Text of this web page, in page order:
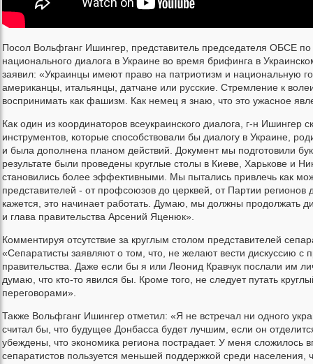
Посол Вольфганг Ишингер, представитель председателя ОБСЕ
национального диалога в Украине во время брифинга в
заявил: «Украинцы имеют право на патриотизм и национальную
американцы, итальянцы, датчане или русские. Стремление к
воспринимать как фашизм. Как немец я знаю, что это ужасное
Как один из координаторов всеукраинского диалога, г-н Ишингер
инструментов, которые способствовали бы диалогу в Украине,
и была дополнена планом действий. Документ мы подготовили
результате были проведены круглые столы в Киеве, Харькове и
становились более эффективными. Мы пытались привлечь как
представителей - от профсоюзов до церквей, от Партии регионов
кажется, это начинает работать. Думаю, мы должны продолжать
и глава правительства Арсений Яценюк».
Комментируя отсутствие за круглым столом представителей
«Сепаратисты заявляют о том, что, не желают вести дискуссию с
правительства. Даже если бы я или Леонид Кравчук послали им
думаю, что кто-то явился бы. Кроме того, не следует путать
переговорами».
Также Вольфганг Ишингер отметил: «Я не встречал ни одного
считал бы, что будущее Донбасса будет лучшим, если он
убеждены, что экономика региона пострадает. У меня сложилось
сепаратистов пользуется меньшей поддержкой среди населения,